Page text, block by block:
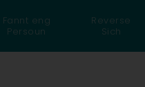
Fannt eng
Persoun
Reverse
Sich